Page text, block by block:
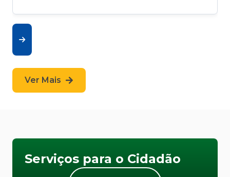
Ver Mais
Serviços para o Cidadão